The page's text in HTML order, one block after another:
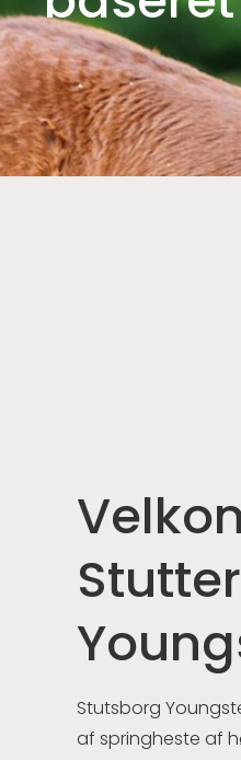
Stutsborg
af springheste af